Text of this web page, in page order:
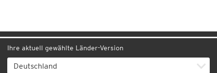
Ihre aktuell gewählte Länder-Version